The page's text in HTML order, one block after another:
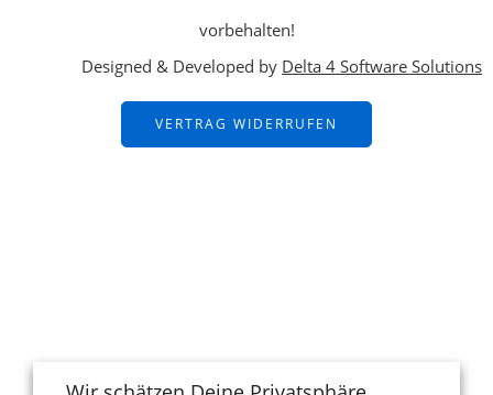
vorbehalten!
Designed & Developed by Delta 4 Software Solutions
VERTRAG WIDERRUFEN